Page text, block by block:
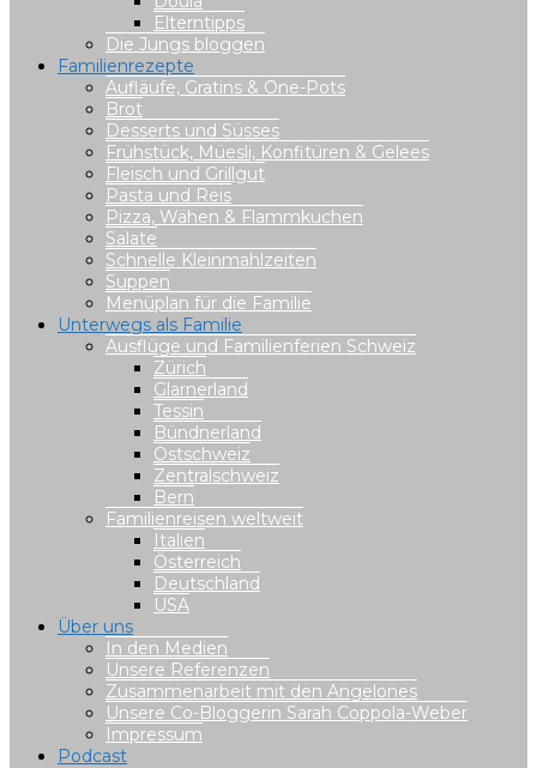
Elterntipps
Die Jungs bloggen
Familienrezepte
Aufläufe, Gratins & One-Pots
Brot
Desserts und Süsses
Frühstück, Müesli, Konfitüren & Gelees
Fleisch und Grillgut
Pasta und Reis
Pizza, Wähen & Flammkuchen
Salate
Schnelle Kleinmahlzeiten
Suppen
Menüplan für die Familie
Unterwegs als Familie
Ausflüge und Familienferien Schweiz
Zürich
Glarnerland
Tessin
Bündnerland
Ostschweiz
Zentralschweiz
Bern
Familienreisen weltweit
Italien
Österreich
Deutschland
USA
Über uns
In den Medien
Unsere Referenzen
Zusammenarbeit mit den Angelones
Unsere Co-Bloggerin Sarah Coppola-Weber
Impressum
Podcast